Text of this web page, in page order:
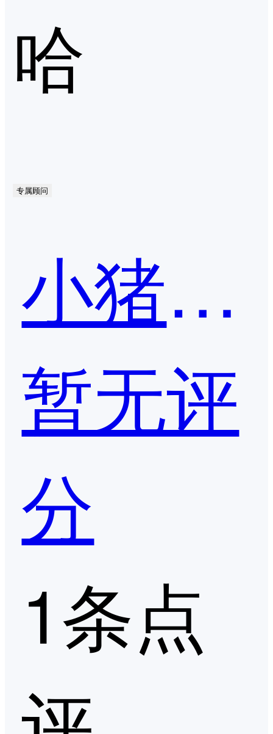
哈
专属顾问
小猪报餐
暂无评
分
1条点